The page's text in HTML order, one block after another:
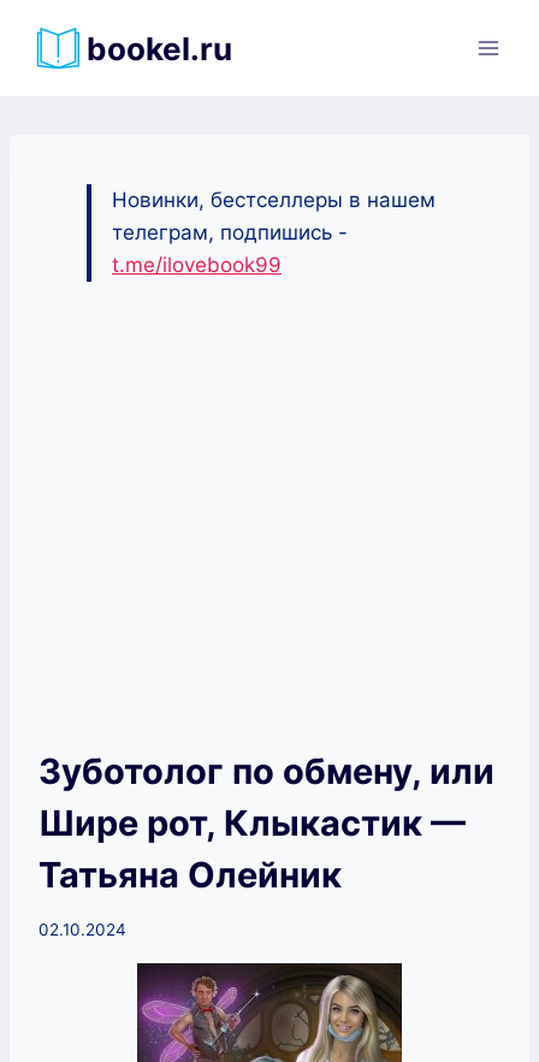
bookel.ru
Новинки, бестселлеры в нашем
телеграм, подпишись -
t.me/ilovebook99
Зуботолог по обмену, или
Шире рот, Клыкастик —
Татьяна Олейник
02.10.2024